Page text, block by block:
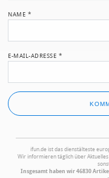
NAME *
E-MAIL-ADRESSE *
ifun.de ist das dienstälteste
Wir informieren täglich über
Insgesamt haben wir 46830